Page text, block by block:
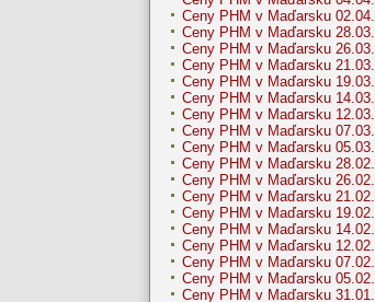
Ceny PHM v Maďarsku 02.04.
Ceny PHM v Maďarsku 28.03.
Ceny PHM v Maďarsku 26.03.
Ceny PHM v Maďarsku 21.03.
Ceny PHM v Maďarsku 19.03.
Ceny PHM v Maďarsku 14.03.
Ceny PHM v Maďarsku 12.03.
Ceny PHM v Maďarsku 07.03.
Ceny PHM v Maďarsku 05.03.
Ceny PHM v Maďarsku 28.02.
Ceny PHM v Maďarsku 26.02.
Ceny PHM v Maďarsku 21.02.
Ceny PHM v Maďarsku 19.02.
Ceny PHM v Maďarsku 14.02.
Ceny PHM v Maďarsku 12.02.
Ceny PHM v Maďarsku 07.02.
Ceny PHM v Maďarsku 05.02.
Ceny PHM v Maďarsku 31.01.